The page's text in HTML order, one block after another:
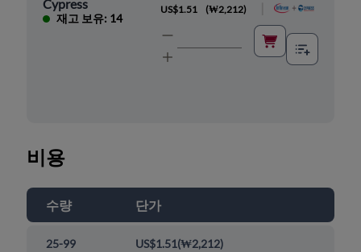
Cypress
재고 보유: 14
US$1.51 (₩2,212)
비용
수량 단가
25-99 US$1.51(₩2,212)